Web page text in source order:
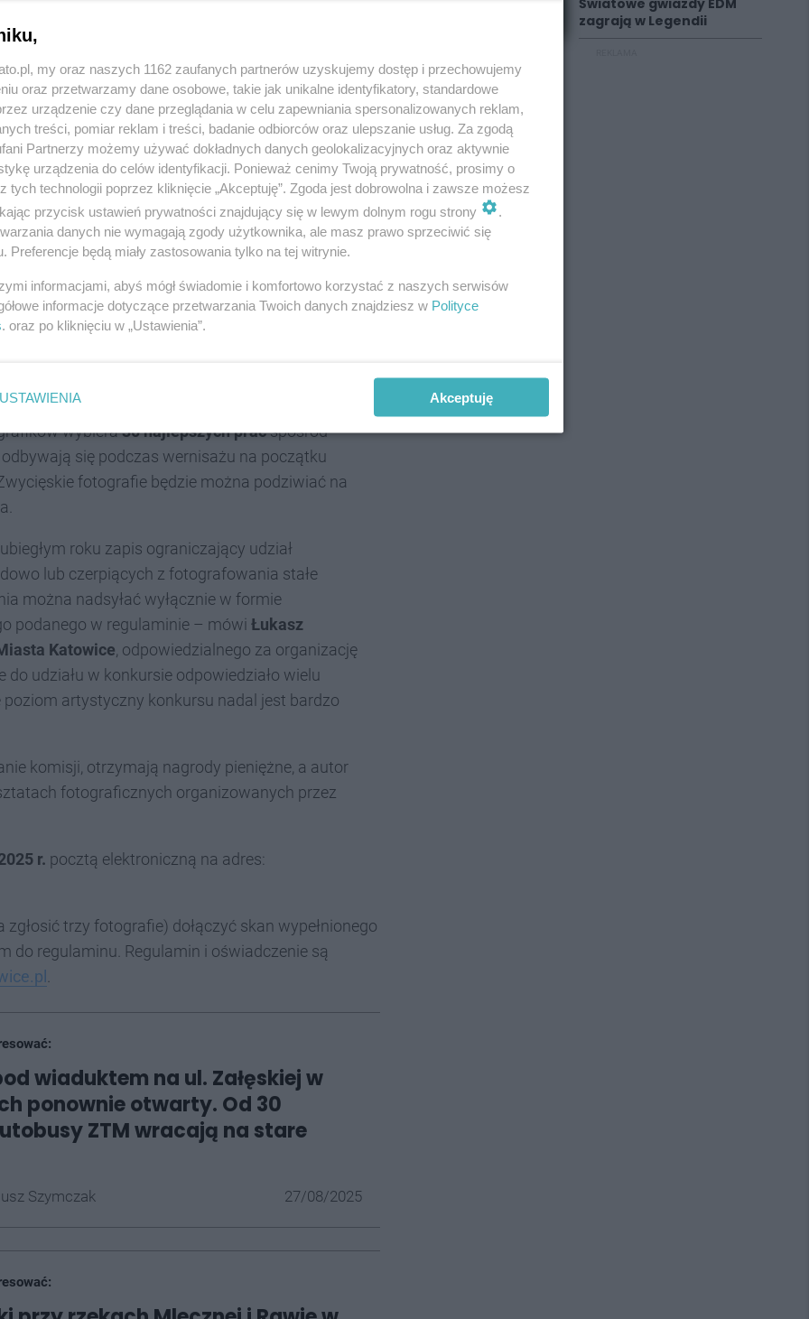
16 lat. Od pierwszej edycji w projekt angażuje się
.
zawsze cieszył się sporą popularnością.
– mówiArkadiusz Ławrywianiec,
nadzieję, że tegoroczne hasło zachęci
kierujemy ten konkurs, do pochwalenia się
w których mieszkają, a tych, którzy
jeszcze lepszego poznania miasta – dodaje
przedstawicieli Urzędu Miasta Katowice oraz
wybiera30 najlepszych pracspośród
się podczas wernisażu na początku
fotografie będzie można podziwiać na
roku zapis ograniczający udział
lub czerpiących z fotografowania stałe
można nadsyłać wyłącznie w formie
podanego w regulaminie – mówi Łukasz
Katowice , odpowiedzialnego za organizację
udziału w konkursie odpowiedziało wielu
artystyczny konkursu nadal jest bardzo
komisji, otrzymają nagrody pieniężne, a autor
fotograficznych organizowanych przez
r. pocztą elektroniczną na adres:
trzy fotografie) dołączyć skan wypełnionego
do regulaminu. Regulamin i oświadczenie są
wiaduktem na ul. Załęskiej w
ponownie otwarty. Od 30
ZTM wracają na stare
Szymczak 27/08/2025
Światowe gwiazdy EDM
zagrają w Legendii
my oraz naszych 1162 zaufanych partnerów uzyskujemy dostęp i przechowujemy
oraz przetwarzamy dane osobowe, takie jak unikalne identyfikatory, standardowe
urządzenie czy dane przeglądania w celu zapewniania spersonalizowanych reklam,
treści, pomiar reklam i treści, badanie odbiorców oraz ulepszanie usług. Za zgodą
Partnerzy możemy używać dokładnych danych geolokalizacyjnych oraz aktywnie
urządzenia do celów identyfikacji. Ponieważ cenimy Twoją prywatność, prosimy o
tych technologii poprzez kliknięcie „Akceptuję”. Zgoda jest dobrowolna i zawsze możesz
przycisk ustawień prywatności znajdujący się w lewym dolnym rogu strony
.
danych nie wymagają zgody użytkownika, ale masz prawo sprzeciwić się
Preferencje będą miały zastosowania tylko na tej witrynie.
informacjami, abyś mógł świadomie i komfortowo korzystać z naszych serwisów
informacje dotyczące przetwarzania Twoich danych znajdziesz w Polityce
. oraz po kliknięciu w „Ustawienia”.
USTAWIENIA Akceptuję